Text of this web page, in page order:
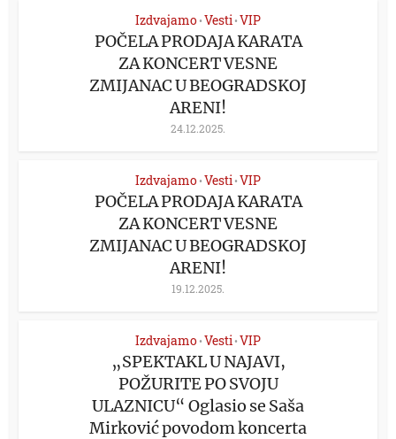
Izdvajamo•Vesti•VIP
POČELA PRODAJA KARATA
ZA KONCERT VESNE
ZMIJANAC U BEOGRADSKOJ
ARENI!
24.12.2025.
Izdvajamo•Vesti•VIP
POČELA PRODAJA KARATA
ZA KONCERT VESNE
ZMIJANAC U BEOGRADSKOJ
ARENI!
19.12.2025.
Izdvajamo•Vesti•VIP
„SPEKTAKL U NAJAVI,
POŽURITE PO SVOJU
ULAZNICU“ Oglasio se Saša
Mirković povodom koncerta